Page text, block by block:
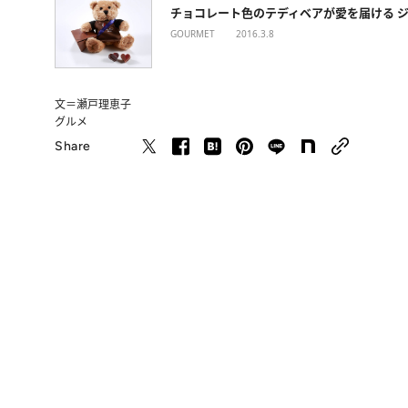
チョコレート色のテディベアが愛を届ける
GOURMET 2016.3.8
文＝瀬戸理恵子
グルメ
Share